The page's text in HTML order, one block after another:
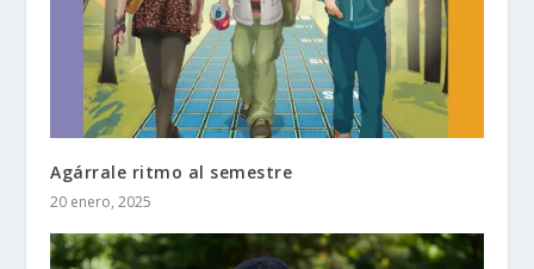
Agárrale ritmo al semestre
20 enero, 2025